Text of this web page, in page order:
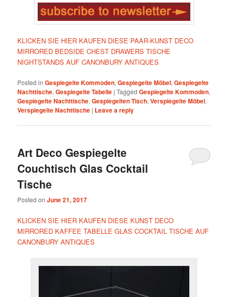
KLICKEN SIE HIER KAUFEN DIESE PAAR-KUNST DECO
MIRRORED BEDSIDE CHEST DRAWERS TISCHE
NIGHTSTANDS AUF CANONBURY ANTIQUES
Posted in Gespiegelte Kommoden,Gespiegelte Möbel,Gespiegelte
Nachttische,Gespiegelte Tabelle |Tagged Gespiegelte Kommoden,
Gespiegelte Nachttische,Gespiegelten Tisch,Verspiegelte Möbel,
Verspiegelte Nachttische | Leave a reply
Art Deco Gespiegelte
Couchtisch Glas Cocktail
Tische
Posted onJune 21, 2017
KLICKEN SIE HIER KAUFEN DIESE KUNST DECO
MIRRORED KAFFEE TABELLE GLAS COCKTAIL TISCHE AUF
CANONBURY ANTIQUES